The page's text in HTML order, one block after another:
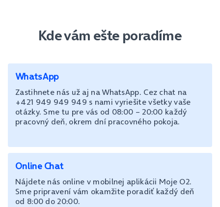
Kde vám ešte poradíme
WhatsApp
Zastihnete nás už aj na WhatsApp. Cez chat na
+421 949 949 949 s nami vyriešite všetky vaše
otázky. Sme tu pre vás od 08:00 – 20:00 každý
pracovný deň, okrem dní pracovného pokoja.
Online Chat
Nájdete nás online v mobilnej aplikácii Moje O2.
Sme pripravení vám okamžite poradiť každý deň
od 8:00 do 20:00.